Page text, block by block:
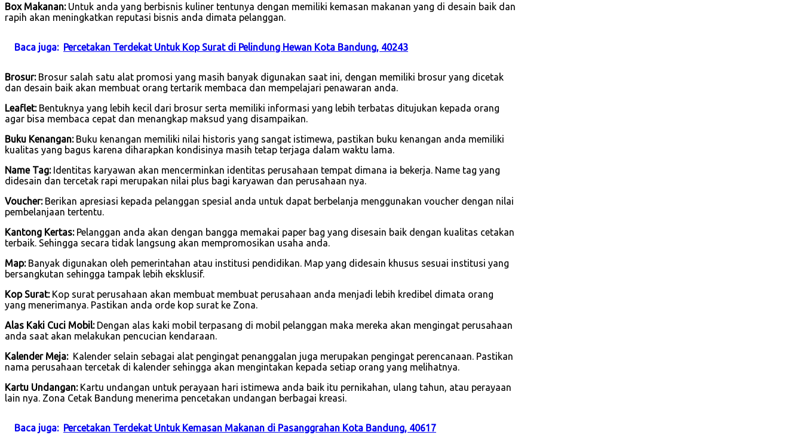
Box Makanan:Untuk anda yang berbisnis kuliner tentunya dengan memiliki kemasan makanan yang di desain baik dan
rapih akan meningkatkan reputasi bisnis anda dimata pelanggan.
Baca juga: Percetakan Terdekat Untuk Kop Surat di Pelindung Hewan Kota Bandung, 40243
Brosur:Brosur salah satu alat promosi yang masih banyak digunakan saat ini, dengan memiliki brosur yang dicetak
dan desain baik akan membuat orang tertarik membaca dan mempelajari penawaran anda.
Leaflet:Bentuknya yang lebih kecil dari brosur serta memiliki informasi yang lebih terbatas ditujukan kepada orang
agar bisa membaca cepat dan menangkap maksud yang disampaikan.
Buku Kenangan:Buku kenangan memiliki nilai historis yang sangat istimewa, pastikan buku kenangan anda memiliki
kualitas yang bagus karena diharapkan kondisinya masih tetap terjaga dalam waktu lama.
Name Tag:Identitas karyawan akan mencerminkan identitas perusahaan tempat dimana ia bekerja. Name tag yang
didesain dan tercetak rapi merupakan nilai plus bagi karyawan dan perusahaan nya.
Voucher:Berikan apresiasi kepada pelanggan spesial anda untuk dapat berbelanja menggunakan voucher dengan nilai
pembelanjaan tertentu.
Kantong Kertas:Pelanggan anda akan dengan bangga memakai paper bag yang disesain baik dengan kualitas cetakan
terbaik. Sehingga secara tidak langsung akan mempromosikan usaha anda.
Map:Banyak digunakan oleh pemerintahan atau institusi pendidikan. Map yang didesain khusus sesuai institusi yang
bersangkutan sehingga tampak lebih eksklusif.
Kop Surat:Kop surat perusahaan akan membuat membuat perusahaan anda menjadi lebih kredibel dimata orang
yang menerimanya. Pastikan anda orde kop surat ke Zona.
Alas Kaki Cuci Mobil:Dengan alas kaki mobil terpasang di mobil pelanggan maka mereka akan mengingat perusahaan
anda saat akan melakukan pencucian kendaraan.
Kalender Meja:Kalender selain sebagai alat pengingat penanggalan juga merupakan pengingat perencanaan. Pastikan
nama perusahaan tercetak di kalender sehingga akan mengintakan kepada setiap orang yang melihatnya.
Kartu Undangan:Kartu undangan untuk perayaan hari istimewa anda baik itu pernikahan, ulang tahun, atau perayaan
lain nya. Zona Cetak Bandung menerima pencetakan undangan berbagai kreasi.
Baca juga: Percetakan Terdekat Untuk Kemasan Makanan di Pasanggrahan Kota Bandung, 40617